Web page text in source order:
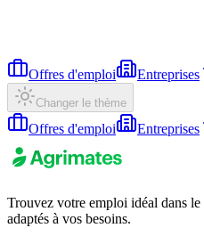
Offres d'emploi Entreprises
Changer le thème
Offres d'emploi Entreprises
Trouvez votre emploi idéal dans
adaptés à vos besoins.